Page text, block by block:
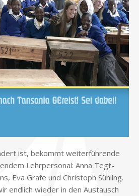
ist, be­kommt wei­ter­füh­ren­de
Lehr­per­so­nal: Anna Tegt­
Eva Gra­fe und Chri­stoph Süh­ling.
end­lich wie­der in den Aus­tausch